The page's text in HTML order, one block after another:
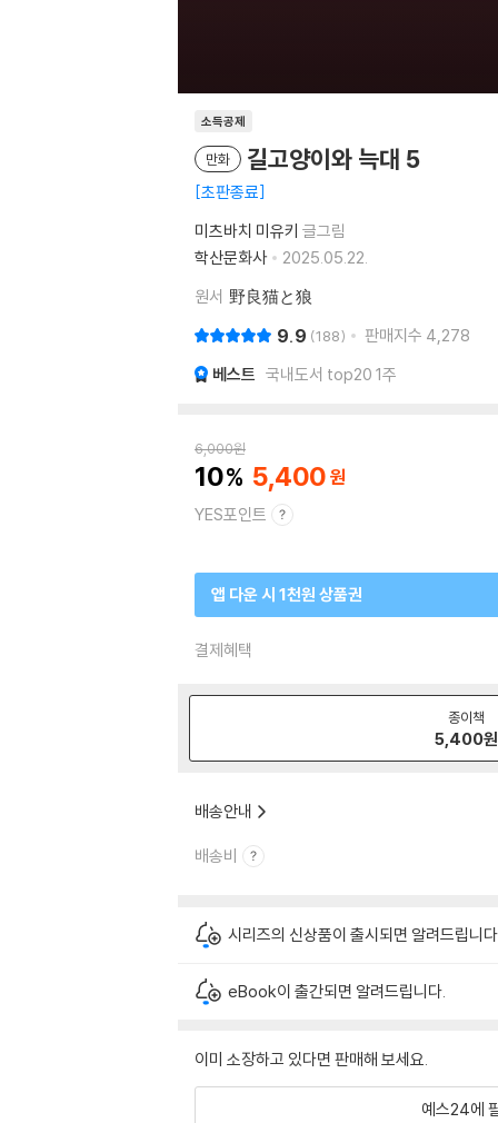
소득공제
만화 길고양이와 늑대 5
초판종료
미츠바치 미유키 글그림
학산문화사
2025.05.22.
원서 野良猫と狼
9.9 188 판매지수 4,278
베스트 국내도서 top20 1주
6,000원
10 5,400
YES포인트
앱 다운 시 1천원 상품권
결제혜택
종이책
5,400원
배송안내
배송비
시리즈의 신상품이 출시되면 알려드립니
eBook이 출간되면 알려드립니다.
이미 소장하고 있다면 판매해 보세요.
예스24에